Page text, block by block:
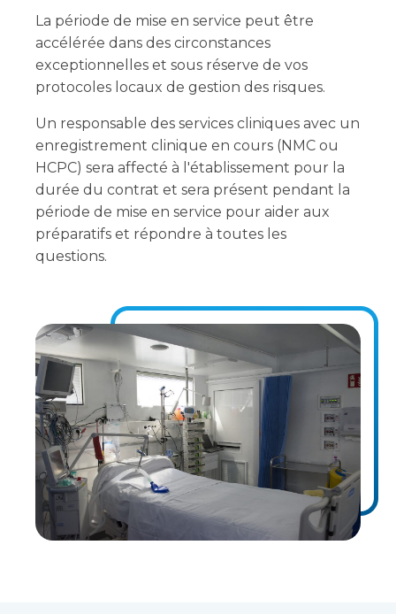
La période de mise en service peut être
accélérée dans des circonstances
exceptionnelles et sous réserve de vos
protocoles locaux de gestion des risques.
Un responsable des services cliniques avec un
enregistrement clinique en cours (NMC ou
HCPC) sera affecté à l'établissement pour la
durée du contrat et sera présent pendant la
période de mise en service pour aider aux
préparatifs et répondre à toutes les
questions.